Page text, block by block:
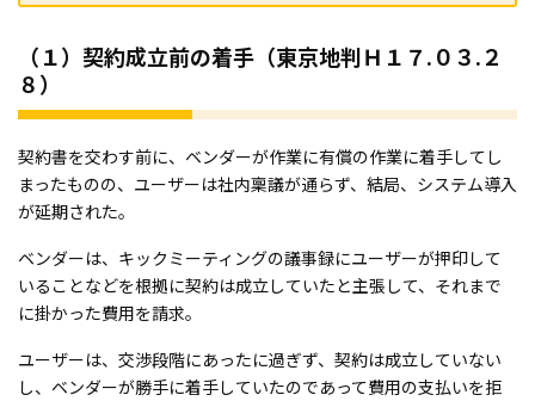
（１）契約成立前の着手（東京地判Ｈ１７.０３.２
８）
契約書を交わす前に、ベンダーが作業に有償の作業に着手してし
まったものの、ユーザーは社内稟議が通らず、結局、システム導入
が延期された。
ベンダーは、キックミーティングの議事録にユーザーが押印して
いることなどを根拠に契約は成立していたと主張して、それまで
に掛かった費用を請求。
ユーザーは、交渉段階にあったに過ぎず、契約は成立していない
し、ベンダーが勝手に着手していたのであって費用の支払いを拒